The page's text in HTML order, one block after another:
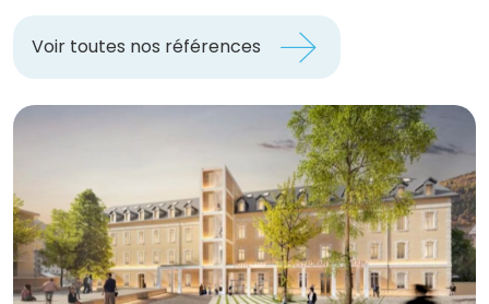
Voir toutes nos références